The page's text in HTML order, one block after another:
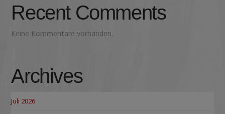
Recent Comments
Keine Kommentare vorhanden.
Archives
Juli 2026